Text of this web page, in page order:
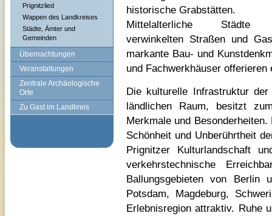
Prignitzlied
Wappen des Landkreises
Städte, Ämter und
Gemeinden
Übernachtungen
Veranstaltungen
Zentrale Archäologische
Orte
Zu Gast im Landkreis
historische Grabstätten.
Mittelalterliche Städte
verwinkelten Straßen und
markante Bau- und
und Fachwerkhäuser
Die kulturelle Infrastruktur
ländlichen Raum, besitzt
Merkmale und
Schönheit und Unberührtheit
Prignitzer Kulturlandschaft
verkehrstechnische
Ballungsgebieten von Berlin
Potsdam, Magdeburg,
Erlebnisregion attraktiv. Ruhe